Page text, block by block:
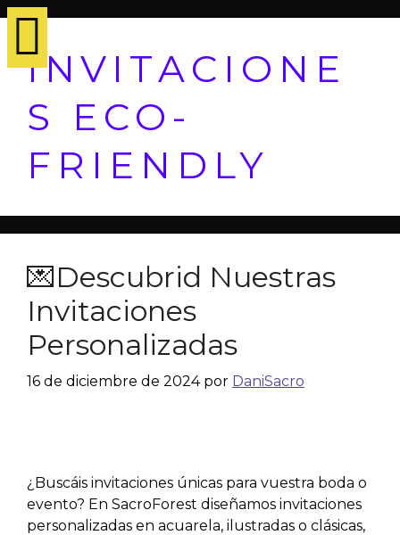
INVITACIONE
S ECO-
FRIENDLY
💌Descubrid Nuestras
Invitaciones
Personalizadas
16 de diciembre de 2024 por DaniSacro
¿Buscáis invitaciones únicas para vuestra boda o
evento? En SacroForest diseñamos invitaciones
personalizadas en acuarela, ilustradas o clásicas,